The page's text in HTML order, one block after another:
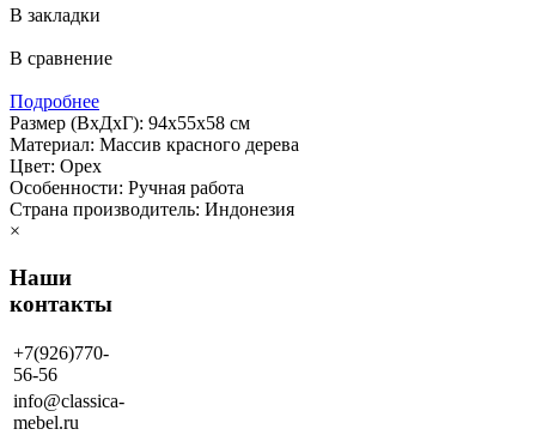
В закладки
В сравнение
Подробнее
Размер (ВхДхГ): 94х55х58 см
Материал: Массив красного дерева
Цвет: Орех
Особенности: Ручная работа
Страна производитель: Индонезия
×
Наши
контакты
+7(926)770-
56-56
info@classica-
mebel.ru